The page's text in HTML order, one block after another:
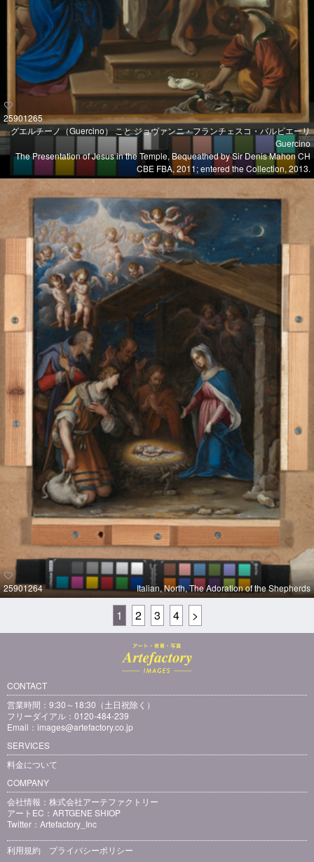
25901265
グエルチーノ（Guercino） こと ジョヴァンニ・フランチェスコ・バルビエーリ
Guercino
The Presentation of Jesus in the Temple, Bequeathed by Sir Denis Mahon CH
CBE FBA, 2011; entered the Collection, 2013.
25901264 Italian, North, The Adoration of the Shepherds
1 2 3 4 >
CONTACT
営業時間：9:30～18:30（土日祝除く）
フリーダイアル：0120-484-239
Email： images@artefactory.co.jp
SERVICES
料金について
COMPANY
会社情報： 株式会社アーテファクトリー
アートEC： ARTGENE SHIOP
Twitter： Artefactory_Inc
利用規約 プライバシーポリシー